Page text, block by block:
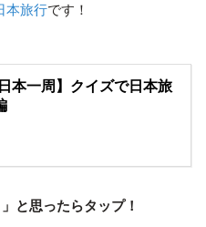
本旅行です！
本一周】クイズで日本旅
と思ったらタップ！